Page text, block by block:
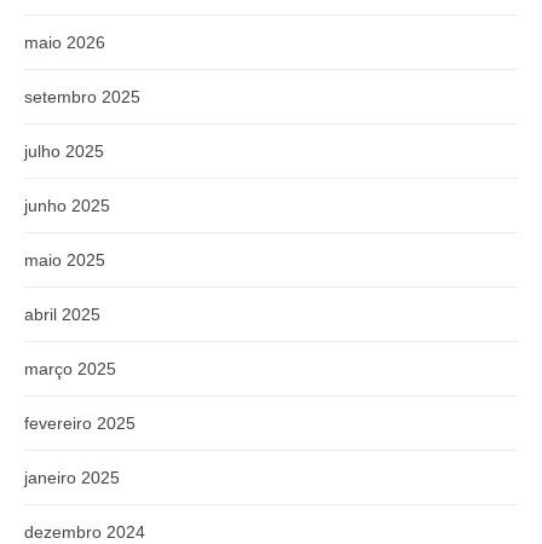
maio 2026
setembro 2025
julho 2025
junho 2025
maio 2025
abril 2025
março 2025
fevereiro 2025
janeiro 2025
dezembro 2024